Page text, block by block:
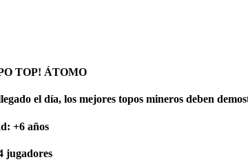
TOP! ÁTOMO
el día, los mejores topos mineros deben
+6 años
jugadores